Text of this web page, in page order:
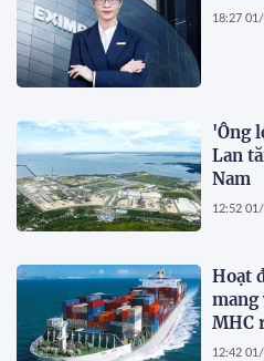
18:27
'Ông
Lan
Nam
12:52
Hoạt
mang
MHC
phiếu
12:42